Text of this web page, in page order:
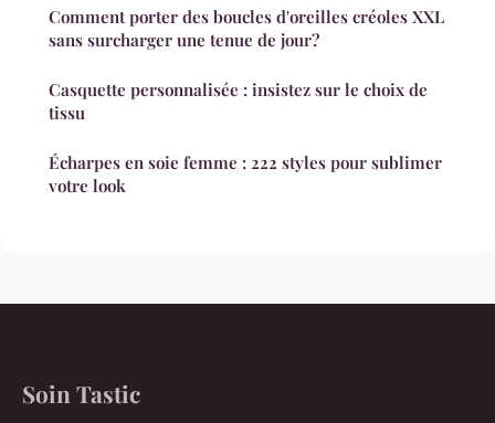
Comment porter des boucles d'oreilles créoles XXL
sans surcharger une tenue de jour?
Casquette personnalisée : insistez sur le choix de
tissu
Écharpes en soie femme : 222 styles pour sublimer
votre look
Soin Tastic